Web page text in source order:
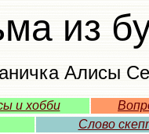
из
Алисы
и хобби
Слово